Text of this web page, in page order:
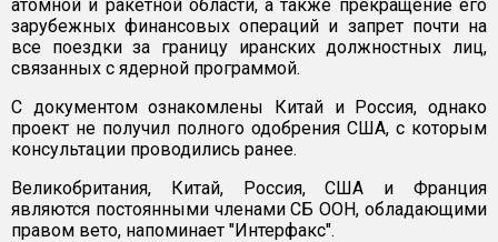
атомной и ракетной области, а также прекращение его
зарубежных финансовых операций и запрет почти на
все поездки за границу иранских должностных лиц,
связанных с ядерной программой.
С документом ознакомлены Китай и Россия, однако
проект не получил полного одобрения США, с которым
консультации проводились ранее.
Великобритания, Китай, Россия, США и Франция
являются постоянными членами СБ ООН, обладающими
правом вето, напоминает "Интерфакс".